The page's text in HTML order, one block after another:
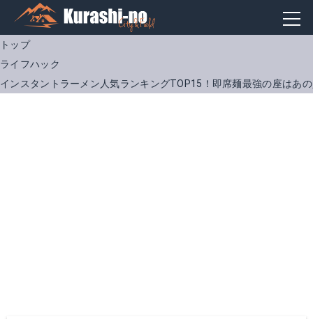
トップ
ライフハック
インスタントラーメン人気ランキングTOP15！即席麺最強の座はあ